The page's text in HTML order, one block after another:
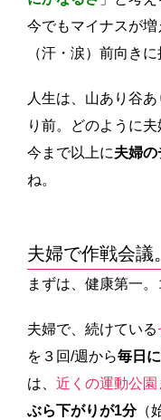
今でもマイナスが
（汗・涙）前向きに
人生は、山あり谷
り前。どのように
今まで以上に夫婦
ね。
夫婦で作戦会議
まずは、健康第一。
夫婦で、続けている
を３回/週から毎日
は、 近くの運動公
ぶら下がりが1分（